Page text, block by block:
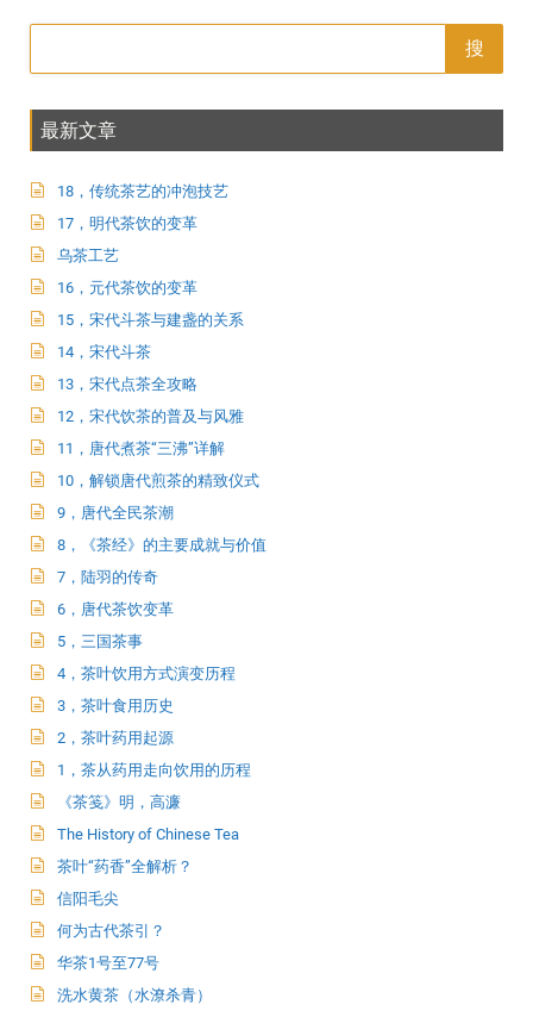
搜
最新文章
18，传统茶艺的冲泡技艺
17，明代茶饮的变革
乌茶工艺
16，元代茶饮的变革
15，宋代斗茶与建盏的关系
14，宋代斗茶
13，宋代点茶全攻略
12，宋代饮茶的普及与风雅
11，唐代煮茶“三沸”详解
10，解锁唐代煎茶的精致仪式
9，唐代全民茶潮
8，《茶经》的主要成就与价值
7，陆羽的传奇
6，唐代茶饮变革
5，三国茶事
4，茶叶饮用方式演变历程
3，茶叶食用历史
2，茶叶药用起源
1，茶从药用走向饮用的历程
《茶笺》明，高濂
The History of Chinese Tea
茶叶“药香”全解析？
信阳毛尖
何为古代茶引？
华茶1号至77号
洗水黄茶（水潦杀青）